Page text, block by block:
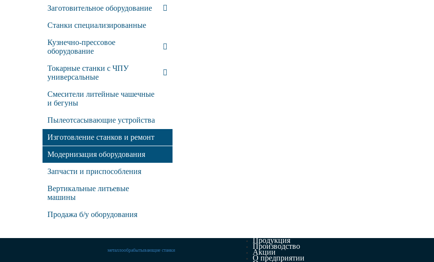
Заготовительное оборудование
Станки специализированные
Кузнечно-прессовое
оборудование
Токарные станки с ЧПУ
универсальные
Смесители литейные чашечные
и бегуны
Пылеотсасывающие устройства
Изготовление станков и ремонт
Модернизация оборудования
Запчасти и приспособления
Вертикальные литьевые
машины
Продажа б/у оборудования
металлообрабытывающие станки
Продукция
Производство
Акции
О предприятии